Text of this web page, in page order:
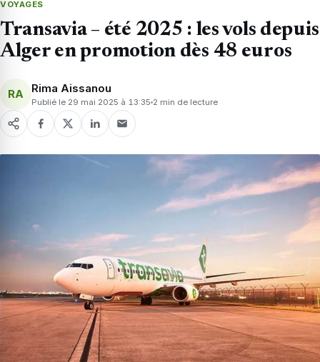
VOYAGES
Transavia – été 2025 : les vols depuis
Alger en promotion dès 48 euros
RA Rima Aissanou
Publié le 29 mai 2025 à 13:35 2 min de lecture